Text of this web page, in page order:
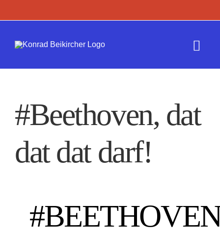
Inhalt
Werk
#Beethoven, dat
dat dat darf!